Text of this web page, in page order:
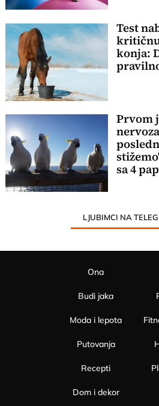
Test
konja:
Prvom
sa 4
LJUBIMCI NA
Ona
Budi jaka
Moda i lepota
Putovanja
Recepti
Dom i dekor